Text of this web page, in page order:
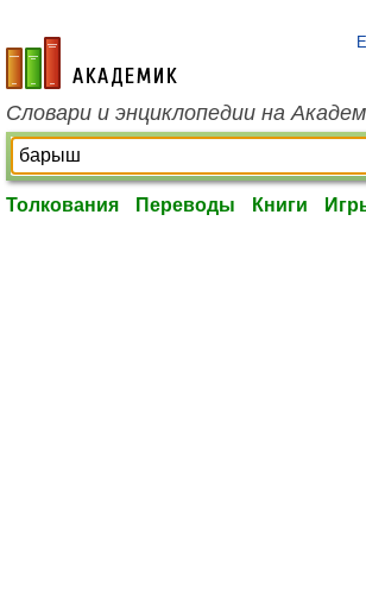
academic.ru
Словари и энциклопедии на
Толкования Переводы Книги